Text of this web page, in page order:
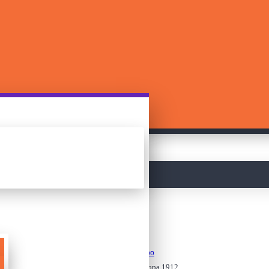
8+ თამაშები
Ticket to Ride: Europa 1912